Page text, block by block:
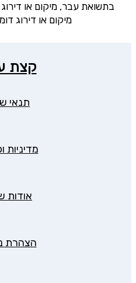
בתשואת עבר, מיקום או
מיקום או דירוג
קצת
תנאי
מדיניות
אודות
הצהרת